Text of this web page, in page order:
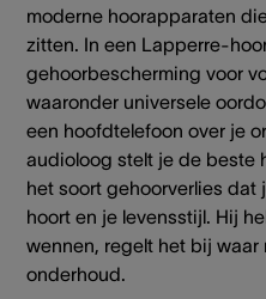
moderne hoorapparaten
zitten. In een Lapperre-
gehoorbescherming voor
waaronder universele
een hoofdtelefoon over je
audioloog stelt je de beste
het soort gehoorverlies dat
hoort en je levensstijl. Hij
wennen, regelt het bij
onderhoud.